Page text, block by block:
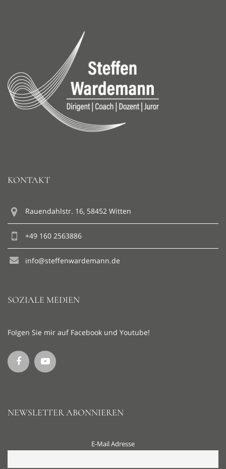
KONTAKT
Rauendahlstr. 16, 58452 Witten
+49 160 2563886
info@steffenwardemann.de
SOZIALE MEDIEN
Folgen Sie mir auf Facebook und Youtube!
NEWSLETTER ABONNIEREN
E-Mail Adresse